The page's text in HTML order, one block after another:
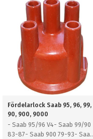
Fördelarlock Saab 95, 96, 99,
90, 900, 9000
- Saab 95/96 V4- Saab 99/90
83-87- Saab 900 79-93- Saab